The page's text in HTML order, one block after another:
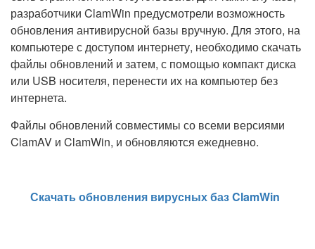
разработчики ClamWin предусмотрели возможность
обновления антивирусной базы вручную. Для этого, на
компьютере с доступом интернету, необходимо скачать
файлы обновлений и затем, с помощью компакт диска
или USB носителя, перенести их на компьютер без
интернета.
Файлы обновлений совместимы со всеми версиями
ClamAV и ClamWin, и обновляются ежедневно.
Скачать обновления вирусных баз ClamWin